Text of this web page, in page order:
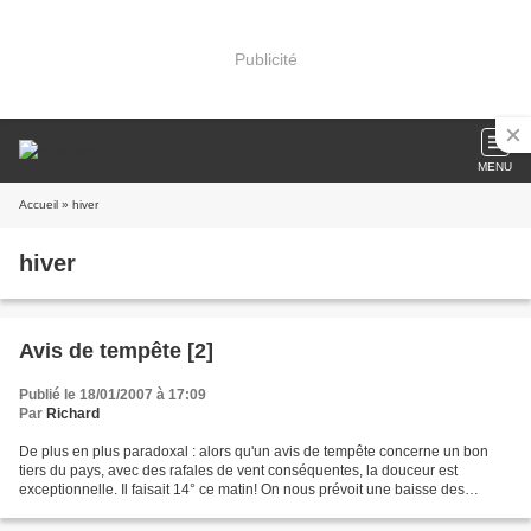
Publicité
MENU
Accueil » hiver
hiver
Avis de tempête [2]
Publié le 18/01/2007 à 17:09
Par Richard
De plus en plus paradoxal : alors qu'un avis de tempête concerne un bon
tiers du pays, avec des rafales de vent conséquentes, la douceur est
exceptionnelle. Il faisait 14° ce matin! On nous prévoit une baisse des